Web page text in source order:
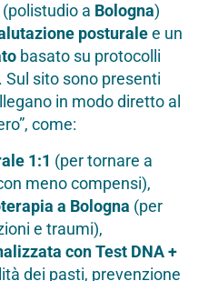
(polistudio a Bologna)
posturalee un
basato su protocolli
sito sono presenti
in modo diretto al
come:
1:1 (per tornare a
meno compensi),
a Bologna (per
e traumi),
con Test DNA +
dei pasti, prevenzione